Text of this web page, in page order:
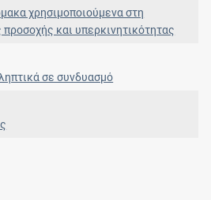
χρησιμοποιούμενα στη
και υπερκινητικότητας
σε συνδυασμό